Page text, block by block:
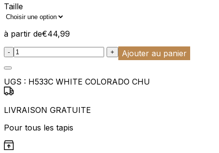
Taille
à partir de€44,99
:product_name quantity
- + Ajouter au panier
UGS : H533C WHITE COLORADO CHU
LIVRAISON GRATUITE
Pour tous les tapis